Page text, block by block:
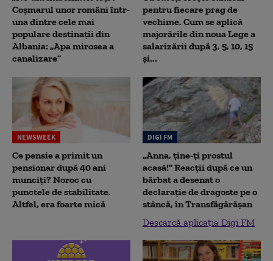
Coșmarul unor români într-
una dintre cele mai
populare destinații din
Albania: „Apa mirosea a
canalizare”
pentru fiecare prag de
vechime. Cum se aplică
majorările din noua Lege a
salarizării după 3, 5, 10, 15
și...
NEWSWEEK
Ce pensie a primit un
pensionar după 40 ani
munciți? Noroc cu
punctele de stabilitate.
Altfel, era foarte mică
DIGI FM
„Anna, ţine-ţi prostul
acasă!" Reacţii după ce un
bărbat a desenat o
declaraţie de dragoste pe o
stâncă, în Transfăgărăşan
Descarcă aplicația Digi FM